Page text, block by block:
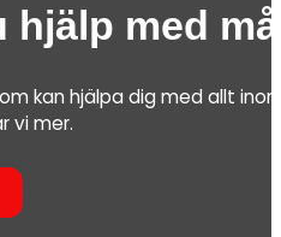
hjälp med
kan hjälpa dig med allt
vi mer.